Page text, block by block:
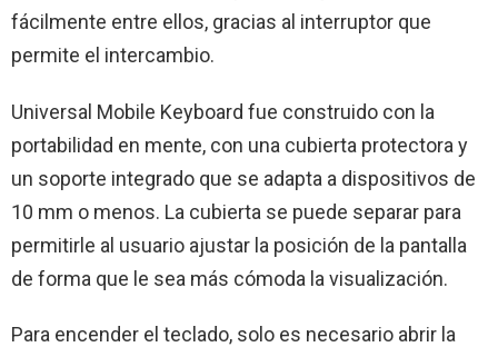
fácilmente entre ellos, gracias al interruptor que
permite el intercambio.
Universal Mobile Keyboard fue construido con la
portabilidad en mente, con una cubierta protectora y
un soporte integrado que se adapta a dispositivos de
10 mm o menos. La cubierta se puede separar para
permitirle al usuario ajustar la posición de la pantalla
de forma que le sea más cómoda la visualización.
Para encender el teclado, solo es necesario abrir la